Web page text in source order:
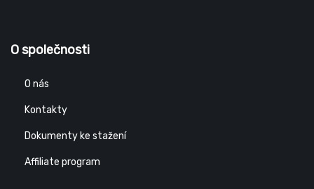
O společnosti
O nás
Kontakty
Dokumenty ke stažení
Affiliate program